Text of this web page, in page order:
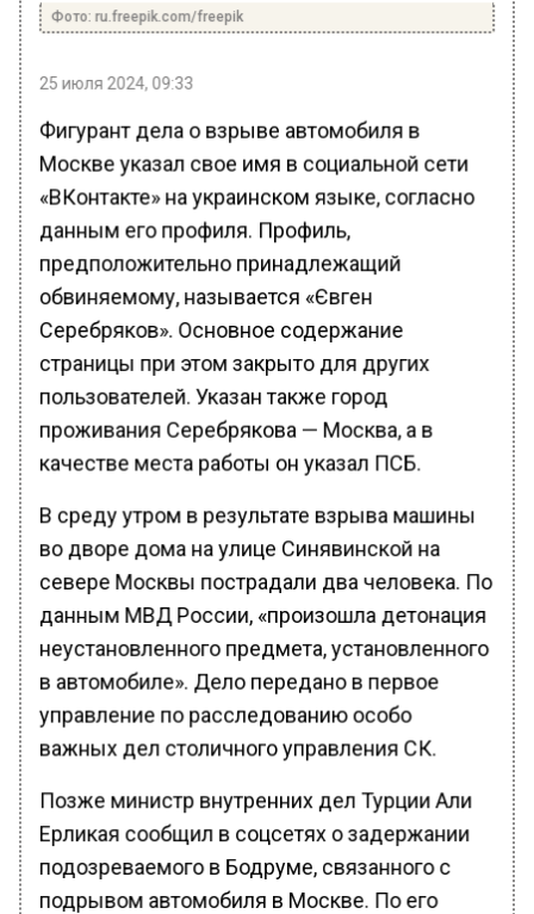
Фото: ru.freepik.com/freepik
25 июля 2024, 09:33
Фигурант дела о взрыве автомобиля в
Москве указал свое имя в социальной сети
«ВКонтакте» на украинском языке, согласно
данным его профиля. Профиль,
предположительно принадлежащий
обвиняемому, называется «Євген
Серебряков». Основное содержание
страницы при этом закрыто для других
пользователей. Указан также город
проживания Серебрякова — Москва, а в
качестве места работы он указал ПСБ.
В среду утром в результате взрыва машины
во дворе дома на улице Синявинской на
севере Москвы пострадали два человека. По
данным МВД России, «произошла детонация
неустановленного предмета, установленного
в автомобиле». Дело передано в первое
управление по расследованию особо
важных дел столичного управления СК.
Позже министр внутренних дел Турции Али
Ерликая сообщил в соцсетях о задержании
подозреваемого в Бодруме, связанного с
подрывом автомобиля в Москве. По его